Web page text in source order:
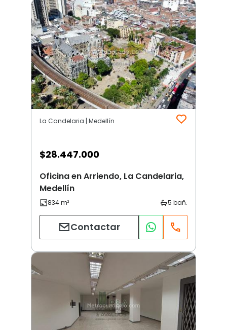
La Candelaria | Medellín
$28.447.000
Oficina en Arriendo, La Candelaria,
Medellín
Contactar